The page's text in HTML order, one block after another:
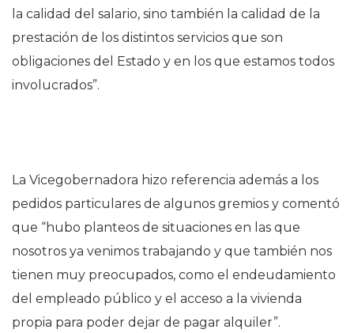
la calidad del salario, sino también la calidad de la
prestación de los distintos servicios que son
obligaciones del Estado y en los que estamos todos
involucrados”.
La Vicegobernadora hizo referencia además a los
pedidos particulares de algunos gremios y comentó
que “hubo planteos de situaciones en las que
nosotros ya venimos trabajando y que también nos
tienen muy preocupados, como el endeudamiento
del empleado público y el acceso a la vivienda
propia para poder dejar de pagar alquiler”.